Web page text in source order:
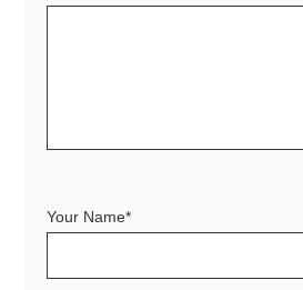
Your Name*